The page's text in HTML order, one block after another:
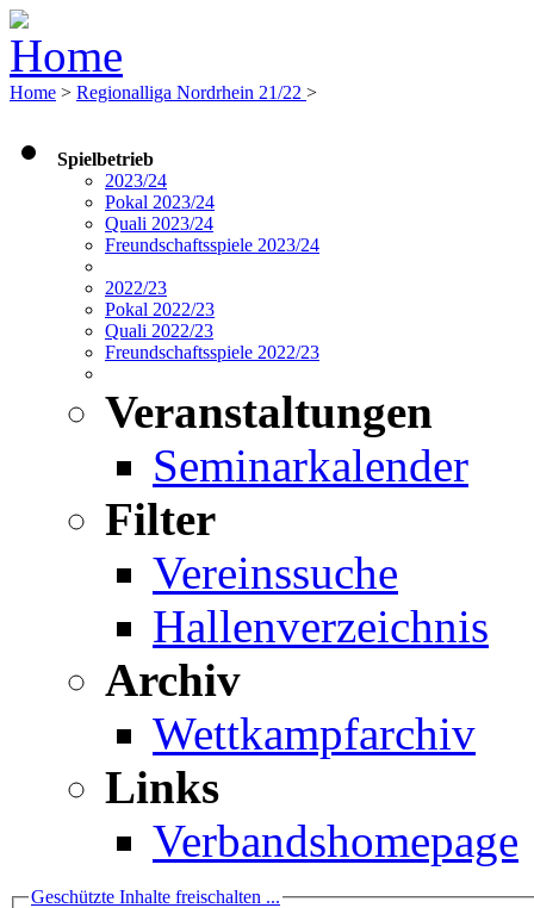
Home > Regionalliga Nordrhein 21/22 >
Spielbetrieb
2023/24
Pokal 2023/24
Quali 2023/24
Freundschaftsspiele 2023/24
2022/23
Pokal 2022/23
Quali 2022/23
Freundschaftsspiele 2022/23
Veranstaltungen
Seminarkalender
Filter
Vereinssuche
Hallenverzeichnis
Archiv
Wettkampfarchiv
Links
Verbandshomepage
Geschützte Inhalte freischalten ...